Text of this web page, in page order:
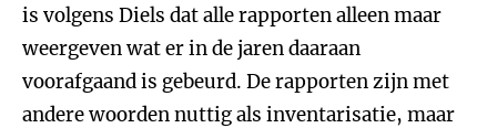
is volgens Diels dat alle rapporten alleen maar
weergeven wat er in de jaren daaraan
voorafgaand is gebeurd. De rapporten zijn met
andere woorden nuttig als inventarisatie, maar